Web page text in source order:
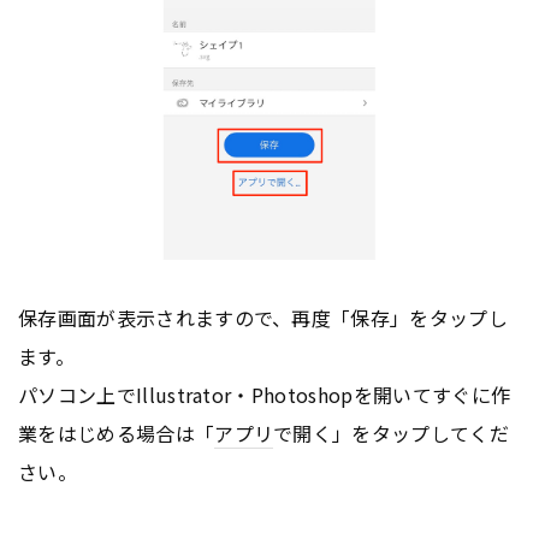
保存画面が表示されますので、再度「保存」をタップし
ます。
パソコン上でIllustrator・Photoshopを開いてすぐに作
業をはじめる場合は「アプリで開く」をタップしてくだ
さい。